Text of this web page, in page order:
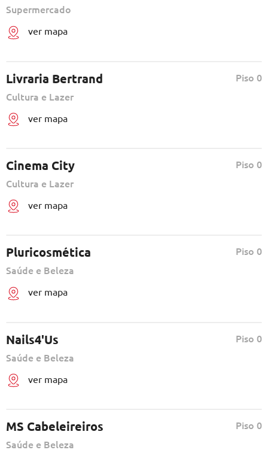
Supermercado
ver mapa
Livraria Bertrand
Piso 0
Cultura e Lazer
ver mapa
Cinema City
Piso 0
Cultura e Lazer
ver mapa
Pluricosmética
Piso 0
Saúde e Beleza
ver mapa
Nails4'Us
Piso 0
Saúde e Beleza
ver mapa
MS Cabeleireiros
Piso 0
Saúde e Beleza